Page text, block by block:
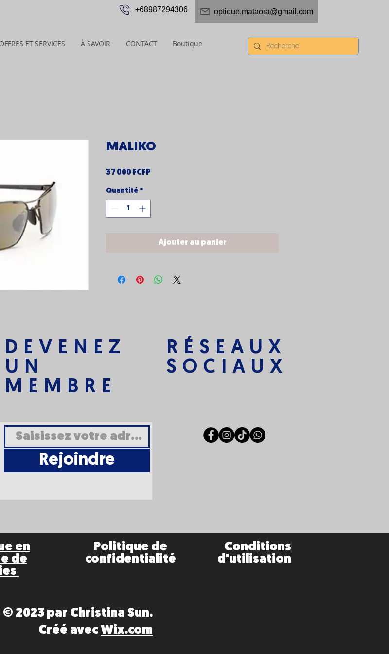
+68987294306 optique.mataora@gmail.com
ET SERVICES À SAVOIR CONTACT Boutique
MALIKO
37 000 FCFP
Quantité *
Ajouter au panier
DEVENEZ
UN
MEMBRE
Rejoindre
RÉSEAUX
SOCIAUX
en
de
Politique de
confidentialité
Conditions
d'utilisation
© 2023 par Christina Sun.
Créé avec Wix.com